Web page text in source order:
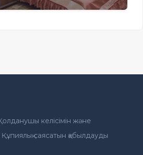
келісімін және
саясатын қабылдауды